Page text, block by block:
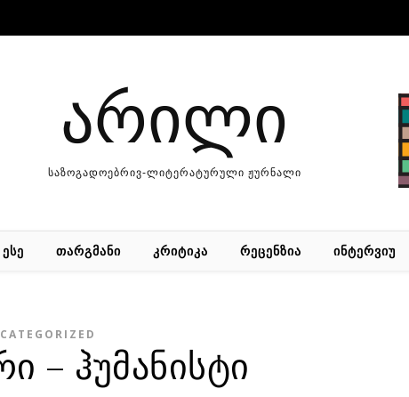
არილი
საზოგადოებრივ-ლიტერატურული ჟურნალი
ᲔᲡᲔ ᲗᲐᲠᲒᲛᲐᲜᲘ ᲙᲠᲘᲢᲘᲙᲐ ᲠᲔᲪᲔᲜᲖᲘᲐ ᲘᲜᲢᲔᲠᲕᲘᲣ
– ჰუმანისტი